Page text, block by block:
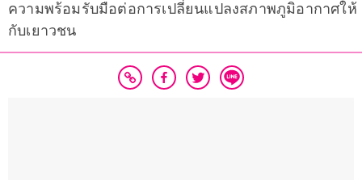
ความพร้อมรับมือต่อการเปลี่ยนแปลงสภาพภูมิอากาศให้
กับเยาวชน